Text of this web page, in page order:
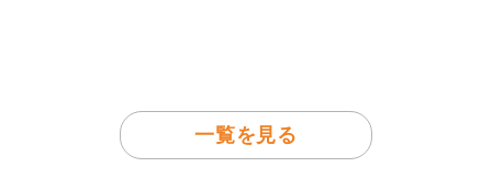
一覧を見る